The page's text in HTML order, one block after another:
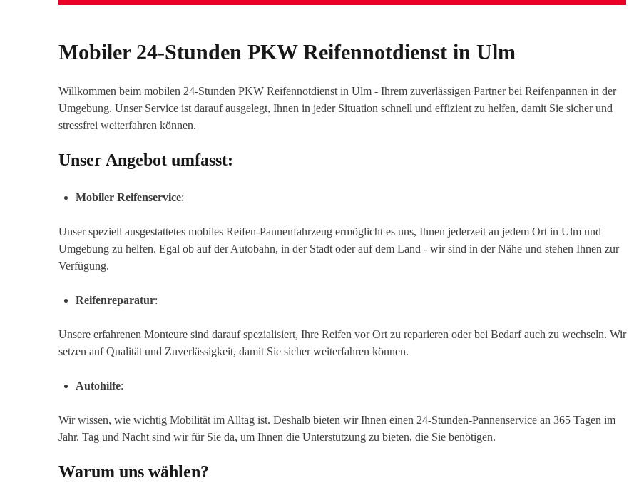
Mobiler 24-Stunden PKW Reifennotdienst in Ulm
Willkommen beim mobilen 24-Stunden PKW Reifennotdienst in Ulm - Ihrem zuverlässigen Partner bei Reifenpannen in der
Umgebung. Unser Service ist darauf ausgelegt, Ihnen in jeder Situation schnell und effizient zu helfen, damit Sie sicher und
stressfrei weiterfahren können.
Unser Angebot umfasst:
Mobiler Reifenservice:
Unser speziell ausgestattetes mobiles Reifen-Pannenfahrzeug ermöglicht es uns, Ihnen jederzeit an jedem Ort in Ulm und
Umgebung zu helfen. Egal ob auf der Autobahn, in der Stadt oder auf dem Land - wir sind in der Nähe und stehen Ihnen zur
Verfügung.
Reifenreparatur:
Unsere erfahrenen Monteure sind darauf spezialisiert, Ihre Reifen vor Ort zu reparieren oder bei Bedarf auch zu wechseln. Wir
setzen auf Qualität und Zuverlässigkeit, damit Sie sicher weiterfahren können.
Autohilfe:
Wir wissen, wie wichtig Mobilität im Alltag ist. Deshalb bieten wir Ihnen einen 24-Stunden-Pannenservice an 365 Tagen im
Jahr. Tag und Nacht sind wir für Sie da, um Ihnen die Unterstützung zu bieten, die Sie benötigen.
Warum uns wählen?